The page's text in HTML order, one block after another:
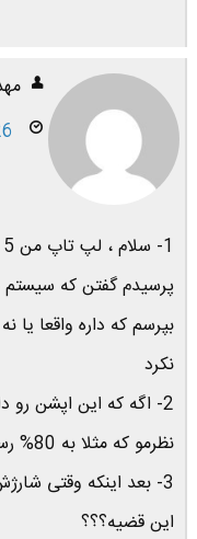
26
پرسیدم گفتن که سیستم
بپرسم که داره واقعا
نکرد
2- اگه که این اپشن رو
نظرمو که مثلا به 80% رسید به برق مستقیم وصل شه
این قضیه؟؟؟